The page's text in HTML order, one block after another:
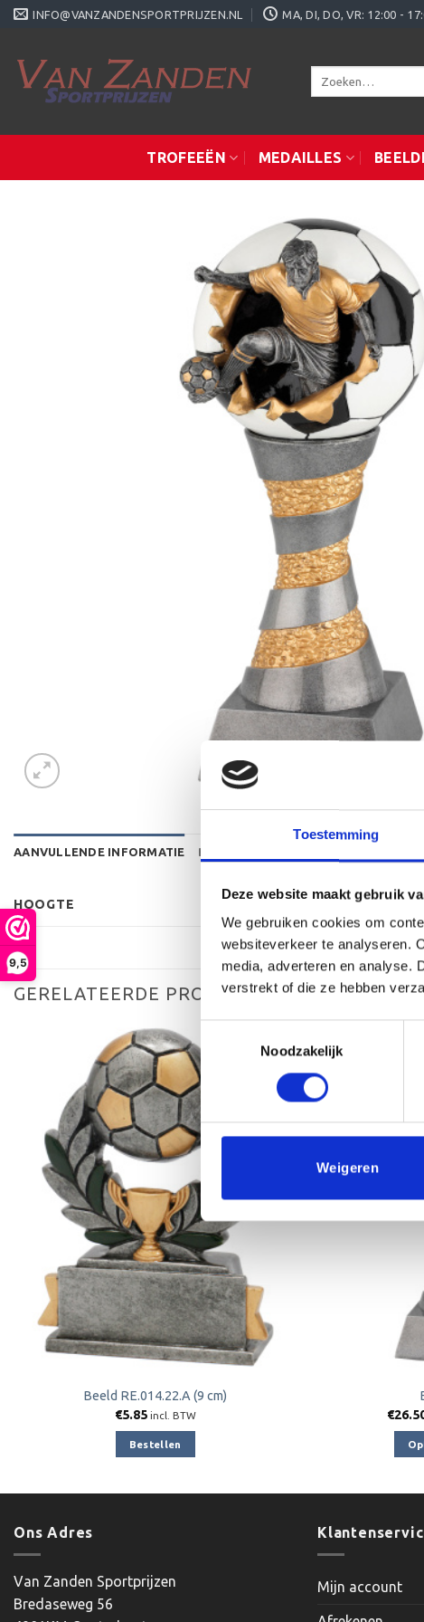
Toestemming
Deze website maakt gebruik
We gebruiken cookies om
websiteverkeer te analyseren.
media, adverteren en analyse.
verstrekt of die ze hebben
Noodzakelijk
Weigeren
9,5
Ga
INFO@VANZANDENSPORTPRIJZEN.NL MA, DI, DO, VR: 12:00 -
Zoeken
TROFEEËN MEDAILLES
AANVULLENDE INFORMATIE BEOORDELINGEN (0)
HOOGTE
GERELATEERDE PRODUCTEN
aan
verlanglijst
Beeld RE.014.22.A (9 cm)
€5.85 incl. BTW
Bestellen
€
Ons Adres
Van Zanden Sportprijzen
Bredaseweg 56
Mijn account